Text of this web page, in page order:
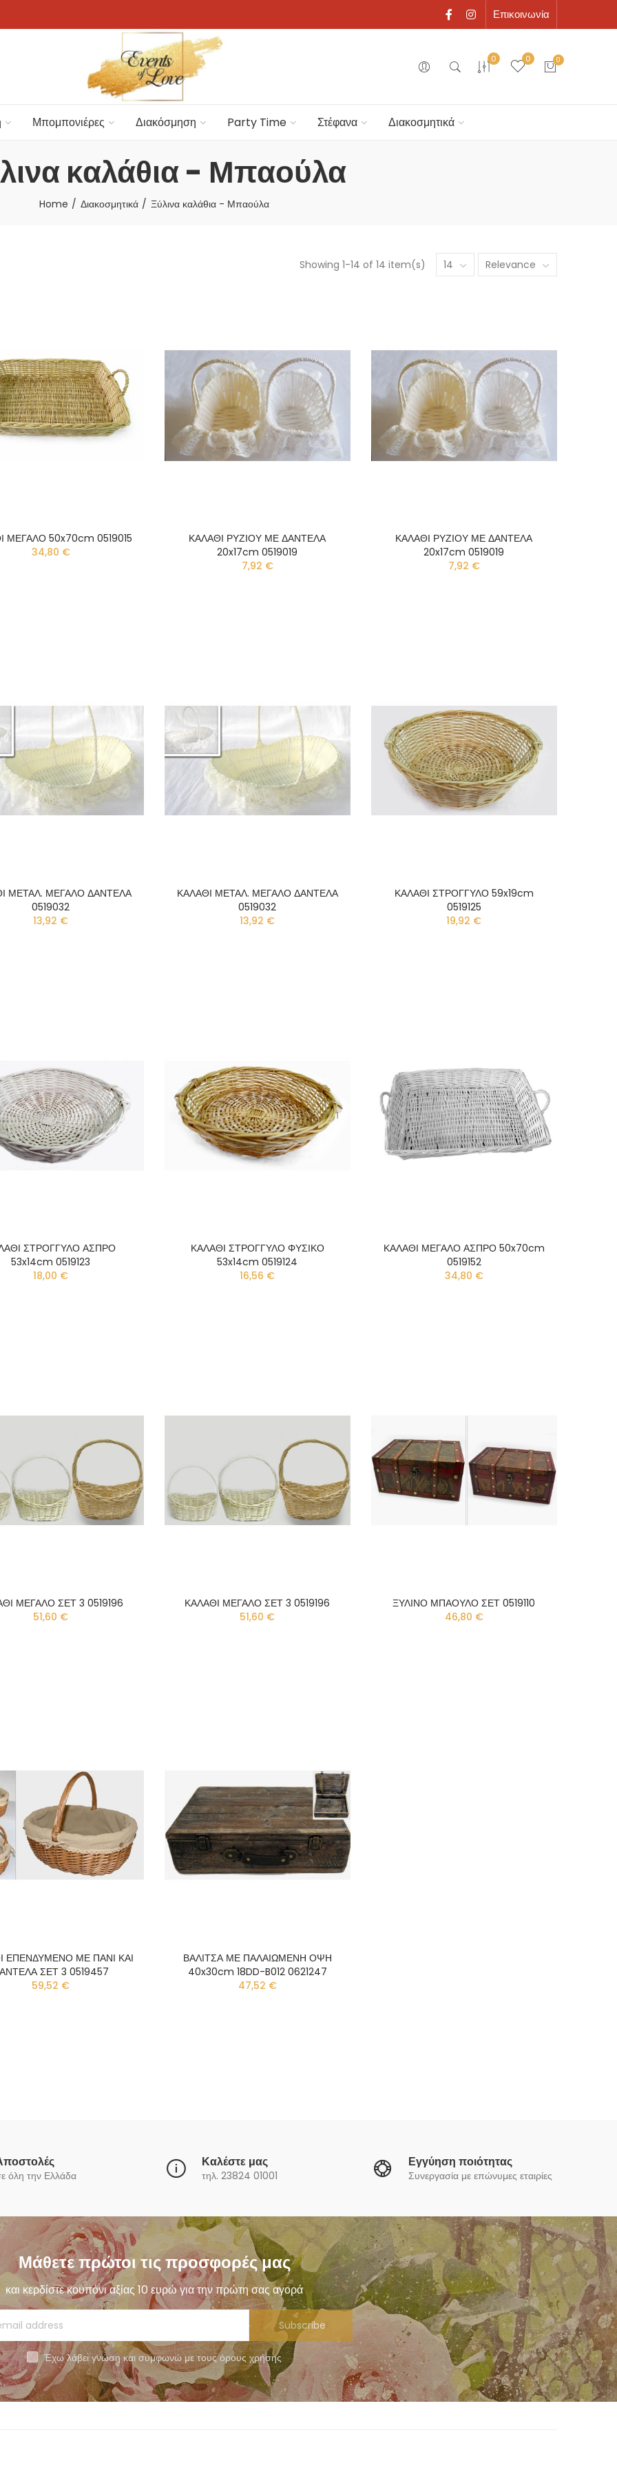
Επικοινωνία
0 0 0
Μπομπονιέρες Διακόσμηση Party Time Στέφανα Διακοσμητικά
καλάθια - Μπαούλα
Home Διακοσμητικά Ξύλινα καλάθια - Μπαούλα
Showing 1-14 of 14 item(s) 14 Relevance
ΜΕΓΑΛΟ 50x70cm 0519015
34,80 €
ΚΑΛΑΘΙ ΡΥΖΙΟΥ ΜΕ ΔΑΝΤΕΛΑ
20x17cm 0519019
7,92 €
ΚΑΛΑΘΙ ΡΥΖΙΟΥ ΜΕ ΔΑΝΤΕΛΑ
20x17cm 0519019
7,92 €
ΜΕΤΑΛ. ΜΕΓΑΛΟ ΔΑΝΤΕΛΑ
0519032
13,92 €
ΚΑΛΑΘΙ ΜΕΤΑΛ. ΜΕΓΑΛΟ ΔΑΝΤΕΛΑ
0519032
13,92 €
ΚΑΛΑΘΙ ΣΤΡΟΓΓΥΛΟ 59x19cm
0519125
19,92 €
ΣΤΡΟΓΓΥΛΟ ΑΣΠΡΟ
53x14cm 0519123
18,00 €
ΚΑΛΑΘΙ ΣΤΡΟΓΓΥΛΟ ΦΥΣΙΚΟ
53x14cm 0519124
16,56 €
ΚΑΛΑΘΙ ΜΕΓΑΛΟ ΑΣΠΡΟ 50x70cm
0519152
34,80 €
ΜΕΓΑΛΟ ΣΕΤ 3 0519196
51,60 €
ΚΑΛΑΘΙ ΜΕΓΑΛΟ ΣΕΤ 3 0519196
51,60 €
ΞΥΛΙΝΟ ΜΠΑΟΥΛΟ ΣΕΤ 0519110
46,80 €
ΕΠΕΝΔΥΜΕΝΟ ΜΕ ΠΑΝΙ ΚΑΙ
ΣΕΤ 3 0519457
59,52 €
ΒΑΛΙΤΣΑ ΜΕ ΠΑΛΑΙΩΜΕΝΗ ΟΨΗ
40x30cm 18DD-B012 0621247
47,52 €
όλη την Ελλάδα
Καλέστε μας
τηλ. 23824 01001
Εγγύηση ποιότητας
Συνεργασία με επώνυμες εταιρίες
Μάθετε πρώτοι τις προσφορές μας
και κερδίστε κουπόνι αξίας 10 ευρώ για την πρώτη σας αγορά
Subscribe
Έχω λάβει γνώση και συμφωνώ με τους όρους χρήσης